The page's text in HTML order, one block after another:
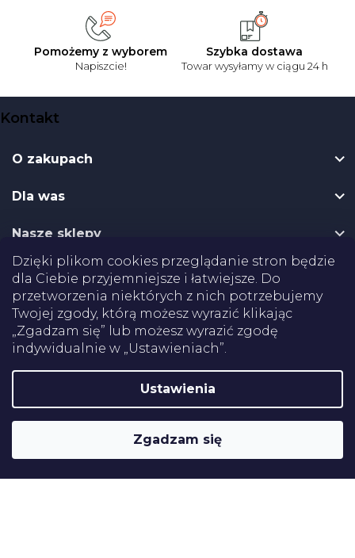
Dzięki plikom cookies przeglądanie stron będzie
dla Ciebie przyjemniejsze i łatwiejsze. Do
przetworzenia niektórych z nich potrzebujemy
Twojej zgody, którą możesz wyrazić klikając
„Zgadzam się” lub możesz wyrazić zgodę
indywidualnie w „Ustawieniach”.
Ustawienia
Zgadzam się
Pomożemy z wyborem
Napiszcie!
Szybka dostawa
Towar wysyłamy w ciągu 24 h
t
Kontakt
O zakupach
Dla was
Nasze sklepy
Certifikaty
Dostawa
Płatności
Pomoce rehabilitacyjne
Edytuj ustawienia plików cookie